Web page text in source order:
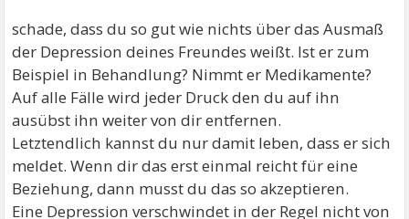
schade, dass du so gut wie nichts über das Ausmaß
der Depression deines Freundes weißt. Ist er zum
Beispiel in Behandlung? Nimmt er Medikamente?
Auf alle Fälle wird jeder Druck den du auf ihn
ausübst ihn weiter von dir entfernen.
Letztendlich kannst du nur damit leben, dass er sich
meldet. Wenn dir das erst einmal reicht für eine
Beziehung, dann musst du das so akzeptieren.
Eine Depression verschwindet in der Regel nicht von